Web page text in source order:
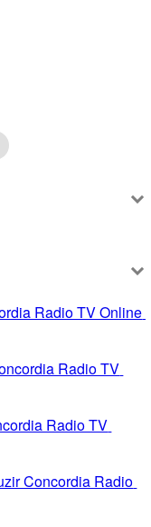
Radio TV Online
Radio TV
Radio TV
Concordia Radio